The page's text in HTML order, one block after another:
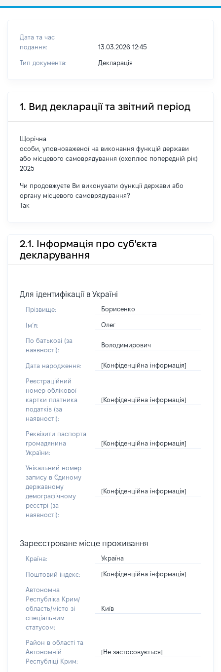
Дата та час
подання:
13.03.2026 12:45
Тип документа: Декларація
1. Вид декларації та звітний період
Щорічна
особи, уповноваженої на виконання функцій держави
або місцевого самоврядування (охоплює попередній рік)
2025
Чи продовжуєте Ви виконувати функції держави або
органу місцевого самоврядування?
Так
2.1. Інформація про суб'єкта
декларування
Для ідентифікації в Україні
Прізвище: Борисенко
Імʼя: Олег
По батькові (за
наявності):
Володимирович
Дата народження: [Конфіденційна інформація]
Реєстраційний
номер облікової
картки платника
податків (за
наявності):
[Конфіденційна інформація]
Реквізити паспорта
громадянина
України:
[Конфіденційна інформація]
Унікальний номер
запису в Єдиному
державному
демографічному
реєстрі (за
наявності):
[Конфіденційна інформація]
Зареєстроване місце проживання
Країна: Україна
Поштовий індекс: [Конфіденційна інформація]
Автономна
Республіка Крим/
область/місто зі
спеціальним
статусом:
Київ
Район в області та
Автономній
Республіці Крим:
[Не застосовується]